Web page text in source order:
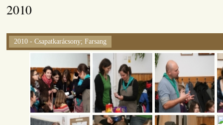
2010
2010 - Csapatkarácsony; Farsang